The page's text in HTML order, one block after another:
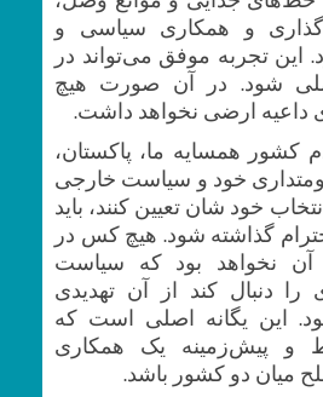
و همکاری سیاسی و
این تجربه موفق می‌تواند در
شود. در آن ‌صورت هیچ‌
داعیه ارضی نخواهد داشت.
کشور همسایه ما، پاکستان،
خود و سیاست خارجی
خود شان تعیین کنند، باید
گذاشته شود. هیچ کس در
آن نخواهد بود که سیاست
را دنبال کند از آن تهدیدی
این یگانه اصلی است که
و پیش‌زمینه یک همکاری
میان دو کشور باشد.